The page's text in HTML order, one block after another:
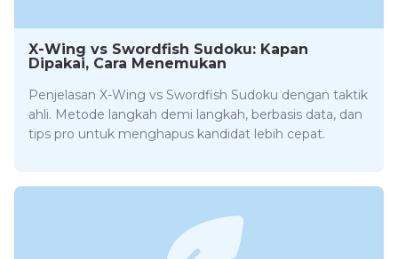
X-Wing vs Swordfish Sudoku: Kapan
Dipakai, Cara Menemukan
Penjelasan X-Wing vs Swordfish Sudoku dengan taktik
ahli. Metode langkah demi langkah, berbasis data, dan
tips pro untuk menghapus kandidat lebih cepat.